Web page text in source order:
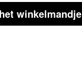
winkelmandje